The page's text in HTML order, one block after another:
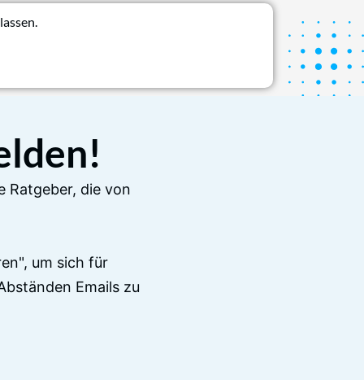
Ratgeber, die von
um sich für
Emails zu